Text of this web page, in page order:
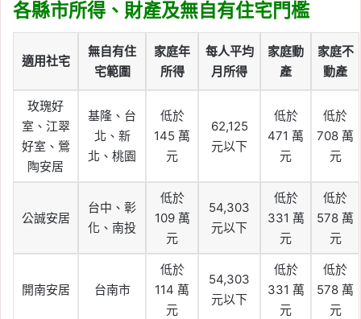
各縣市所得、財產及無自有住宅門檻
適用社宅
無自有住
宅範圍
家庭年
所得
每人平均
月所得
家庭動
產
家庭不
動產
玫瑰好
室、江翠
好室、鶯
陶安居
基隆、台
北、新
北、桃園
低於
145 萬
元
62,125
元以下
低於
471 萬
元
低於
708 萬
元
公誠安居
台中、彰
化、南投
低於
109 萬
元
54,303
元以下
低於
331 萬
元
低於
578 萬
元
開南安居 台南市
低於
114 萬
元
54,303
元以下
低於
331 萬
元
低於
578 萬
元